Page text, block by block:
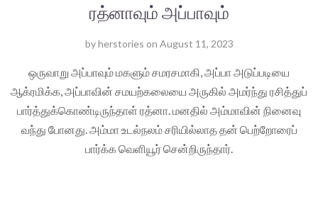
ரத்னாவும் அப்பாவும்
byherstories on August 11, 2023
ஒருவாறு அப்பாவும் மகளும் சமரசமாகி, அப்பா அடுப்படியை
ஆக்ரமிக்க, அப்பாவின் சமயற்கலையை அருகில் அமர்ந்து ரசித்துப்
பார்த்துக்கொண்டிருந்தாள் ரத்னா. மனதில் அம்மாவின் நினைவு
வந்து போனது. அம்மா உடல்நலம் சரியில்லாத தன் பெற்றோரைப்
பார்க்க வெளியூர் சென்றிருந்தார்.